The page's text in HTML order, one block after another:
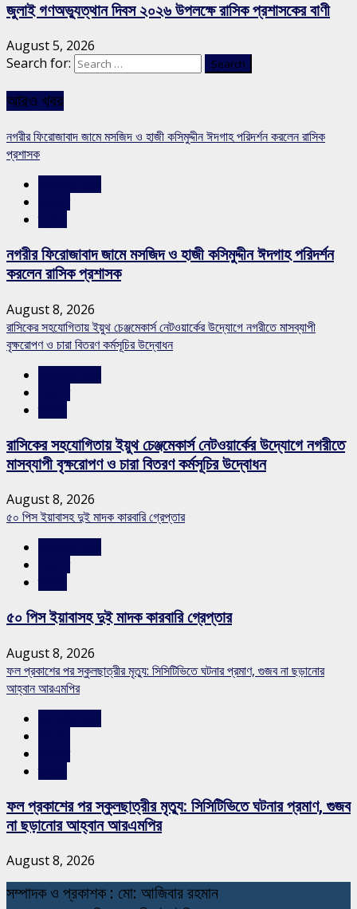
জুলাই গণঅভ্যুত্থান দিবস ২০২৬ উপলক্ষে রাসিক প্রশাসকের বাণী
August 5, 2026
Search for:
আরও খবর
নগরীর ফিরোজাবাদ জামে মসজিদ ও হাজী কসিমুদ্দীন ঈদগাহ পরিদর্শন করলেন রাসিক
প্রশাসক
নগরীর ফিরোজাবাদ জামে মসজিদ ও হাজী কসিমুদ্দীন ঈদগাহ পরিদর্শন
করলেন রাসিক প্রশাসক
August 8, 2026
রাসিকের সহযোগিতায় ইয়ুথ চেঞ্জমেকার্স নেটওয়ার্কের উদ্যোগে নগরীতে মাসব্যাপী
বৃক্ষরোপণ ও চারা বিতরণ কর্মসূচির উদ্বোধন
রাসিকের সহযোগিতায় ইয়ুথ চেঞ্জমেকার্স নেটওয়ার্কের উদ্যোগে নগরীতে
মাসব্যাপী বৃক্ষরোপণ ও চারা বিতরণ কর্মসূচির উদ্বোধন
August 8, 2026
৫০ পিস ইয়াবাসহ দুই মাদক কারবারি গ্রেপ্তার
৫০ পিস ইয়াবাসহ দুই মাদক কারবারি গ্রেপ্তার
August 8, 2026
ফল প্রকাশের পর স্কুলছাত্রীর মৃত্যু: সিসিটিভিতে ঘটনার প্রমাণ, গুজব না ছড়ানোর
আহ্বান আরএমপির
ফল প্রকাশের পর স্কুলছাত্রীর মৃত্যু: সিসিটিভিতে ঘটনার প্রমাণ, গুজব
না ছড়ানোর আহ্বান আরএমপির
August 8, 2026
সম্পাদক ও প্রকাশক : মো: আজিবার রহমান